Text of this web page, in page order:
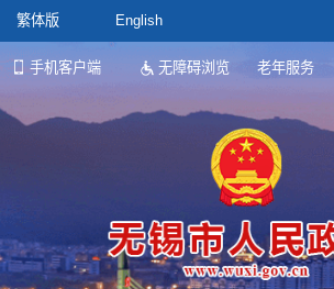
繁体版 English
手机客户端 无障碍浏览 老年服务